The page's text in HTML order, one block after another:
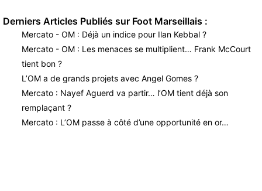
Derniers Articles Publiés sur Foot Marseillais :
Mercato - OM : Déjà un indice pour Ilan Kebbal ?
Mercato - OM : Les menaces se multiplient… Frank McCourt
tient bon ?
L’OM a de grands projets avec Angel Gomes ?
Mercato : Nayef Aguerd va partir… l’OM tient déjà son
remplaçant ?
Mercato : L’OM passe à côté d’une opportunité en or…